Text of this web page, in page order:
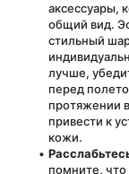
аксессуары,
общий вид.
стильный
лучше,
перед
протяжении
привести к
кожи.
помните, что